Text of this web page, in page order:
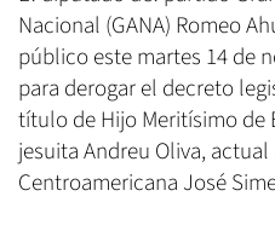
Nacional (GANA) Romeo
público este martes 14 de
para derogar el decreto
título de Hijo Meritísimo de
jesuita Andreu Oliva,
Centroamericana José